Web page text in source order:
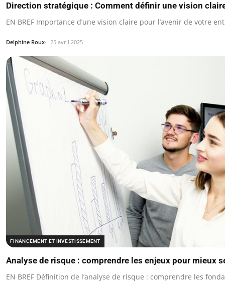
Direction stratégique : Comment définir une vision
EN BREF Importance d’une vision claire pour l’avenir de votre
Delphine Roux 25 avril 2025
FINANCEMENT ET INVESTISSEMENT
Analyse de risque : comprendre les enjeux pour mieux
EN BREF Définition de l’analyse de risque : comprendre les